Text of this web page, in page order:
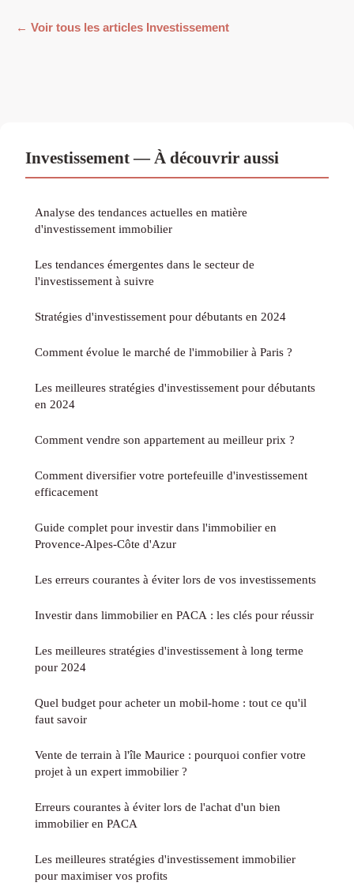
← Voir tous les articles Investissement
Investissement — À découvrir aussi
Analyse des tendances actuelles en matière
d'investissement immobilier
Les tendances émergentes dans le secteur de
l'investissement à suivre
Stratégies d'investissement pour débutants en 2024
Comment évolue le marché de l'immobilier à Paris ?
Les meilleures stratégies d'investissement pour débutants
en 2024
Comment vendre son appartement au meilleur prix ?
Comment diversifier votre portefeuille d'investissement
efficacement
Guide complet pour investir dans l'immobilier en
Provence-Alpes-Côte d'Azur
Les erreurs courantes à éviter lors de vos investissements
Investir dans limmobilier en PACA : les clés pour réussir
Les meilleures stratégies d'investissement à long terme
pour 2024
Quel budget pour acheter un mobil-home : tout ce qu'il
faut savoir
Vente de terrain à l'île Maurice : pourquoi confier votre
projet à un expert immobilier ?
Erreurs courantes à éviter lors de l'achat d'un bien
immobilier en PACA
Les meilleures stratégies d'investissement immobilier
pour maximiser vos profits